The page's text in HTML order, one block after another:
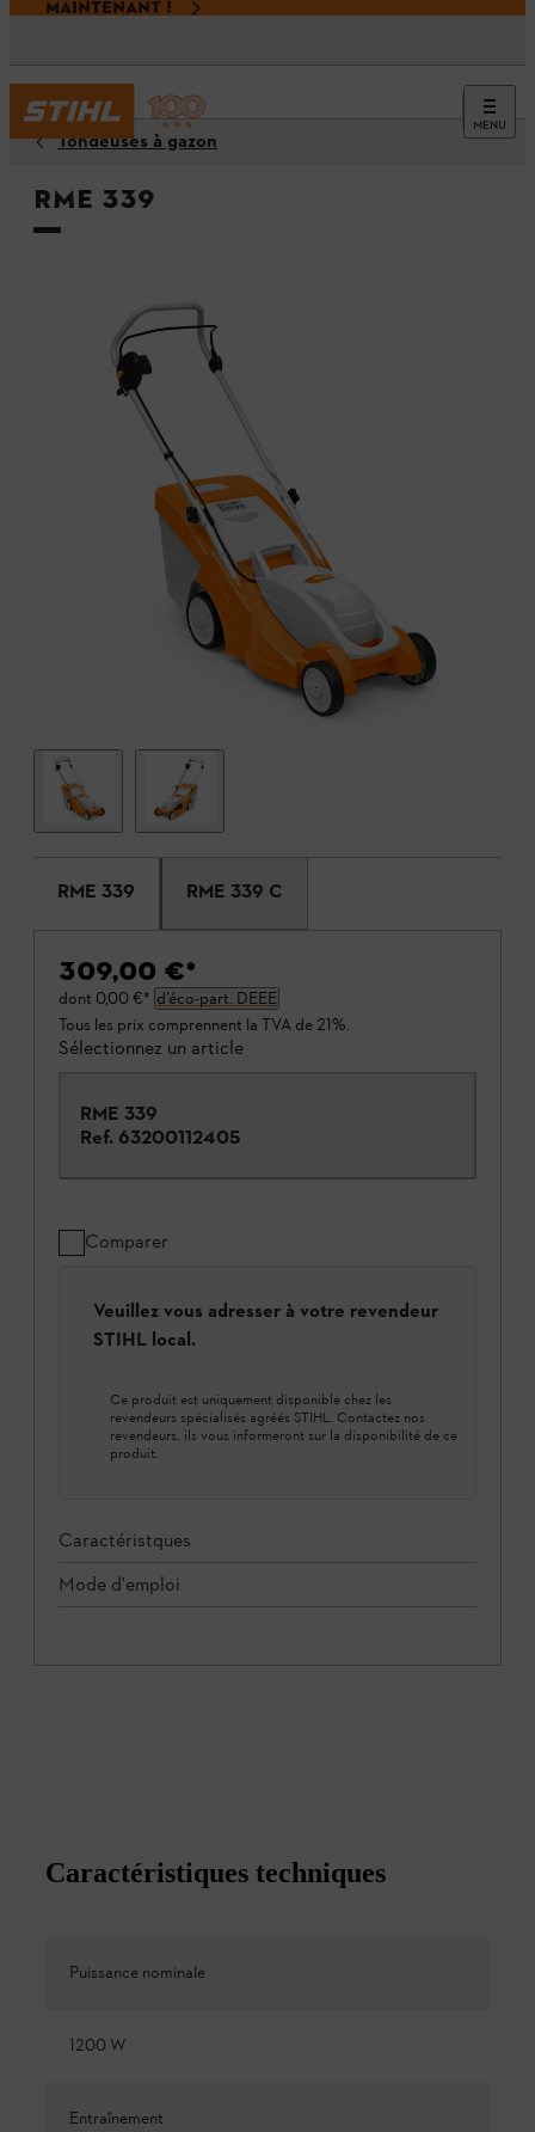
MAINTENANT !
MENU
Tondeuses à gazon
RME 339
RME 339 RME 339 C
309,00 €*
dont 0,00 €* d’éco-part. DEEE
Tous les prix comprennent la TVA de 21%.
Sélectionnez un article
RME 339
Ref. 63200112405
Comparer
Veuillez vous adresser à votre revendeur
STIHL local.
Ce produit est uniquement disponible chez les
revendeurs spécialisés agréés STIHL. Contactez nos
revendeurs, ils vous informeront sur la disponibilité de ce
produit.
Caractéristques
Mode d'emploi
Caractéristiques techniques
Puissance nominale
1200 W
Entraînement